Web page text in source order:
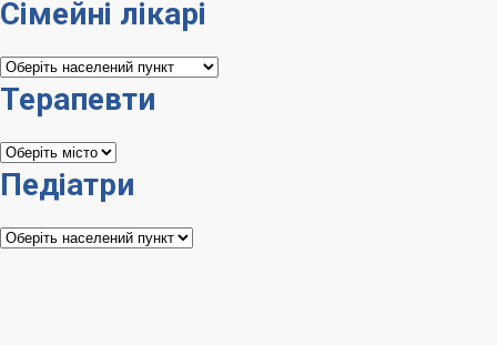
Сімейні лікарі
Сімейні
лікарі
Терапевти
Терапевти
Педіатри
Педіатри